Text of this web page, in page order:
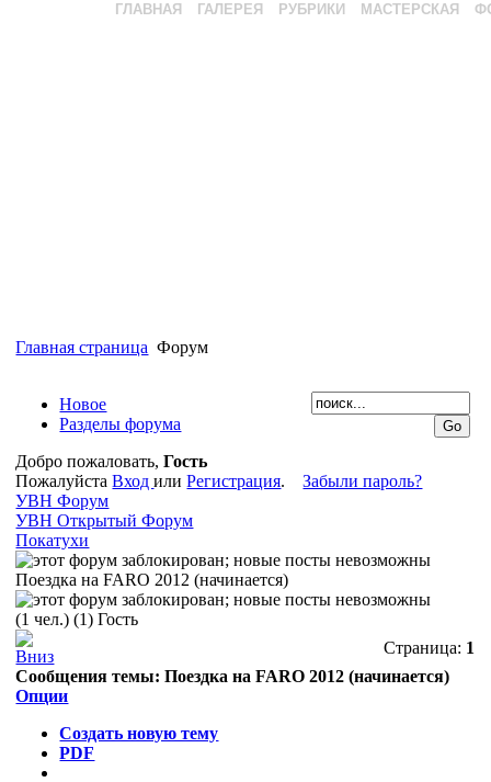
ГЛАВНАЯ ГАЛЕРЕЯ РУБРИКИ МАСТЕРСКАЯ
Главная страница Форум
Новое
Разделы форума
Добро пожаловать,Гость
ПожалуйстаВходилиРегистрация.Забыли пароль?
УВН Форум
УВН Открытый Форум
Покатухи
Поездка на FARO 2012 (начинается)
(1 чел.) (1) Гость
Страница: 1
Сообщения темы: Поездка на FARO 2012 (начинается)
Опции
Создать новую тему
PDF